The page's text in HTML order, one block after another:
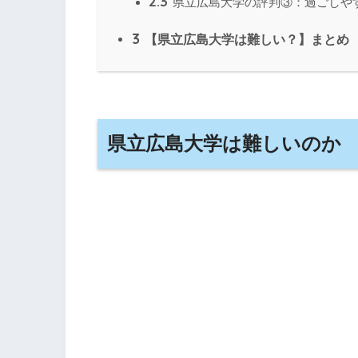
3 【県立広島大学は難しい？】まとめ
県立広島大学は難しいのか